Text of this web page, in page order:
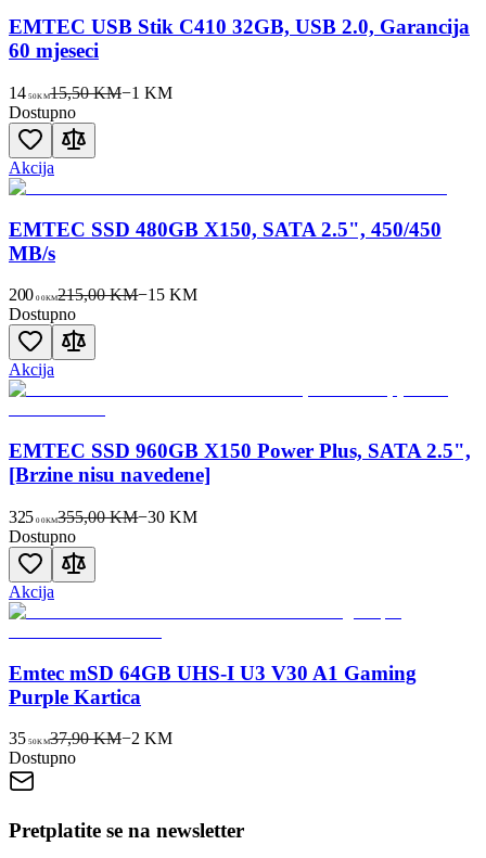
EMTEC USB Stik C410 32GB, USB 2.0, Garancija
60 mjeseci
14 50KM15,50 KM−1 KM
Dostupno
Akcija
EMTEC SSD 480GB X150, SATA 2.5", 450/450
MB/s
200 00KM215,00 KM−15 KM
Dostupno
Akcija
EMTEC SSD 960GB X150 Power Plus, SATA 2.5",
[Brzine nisu navedene]
325 00KM355,00 KM−30 KM
Dostupno
Akcija
Emtec mSD 64GB UHS-I U3 V30 A1 Gaming
Purple Kartica
35 50KM37,90 KM−2 KM
Dostupno
Pretplatite se na newsletter